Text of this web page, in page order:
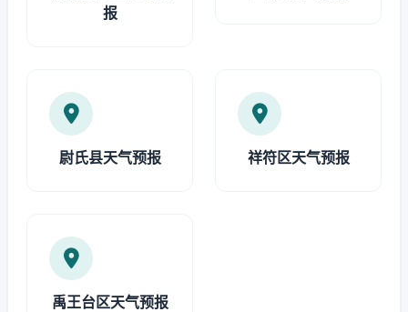
报
尉氏县天气预报 祥符区天气预报
禹王台区天气预报